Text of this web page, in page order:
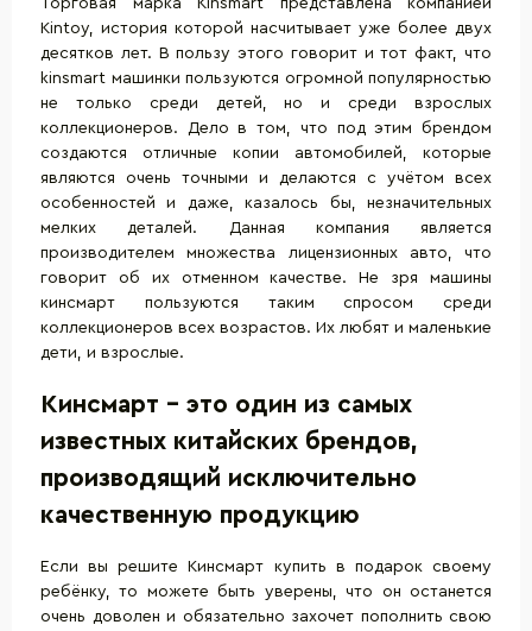
Торговая марка Kinsmart представлена компанией
Kintoy, история которой насчитывает уже более двух
десятков лет. В пользу этого говорит и тот факт, что
kinsmart машинки пользуются огромной популярностью
не только среди детей, но и среди взрослых
коллекционеров. Дело в том, что под этим брендом
создаются отличные копии автомобилей, которые
являются очень точными и делаются с учётом всех
особенностей и даже, казалось бы, незначительных
мелких деталей. Данная компания является
производителем множества лицензионных авто, что
говорит об их отменном качестве. Не зря машины
кинсмарт пользуются таким спросом среди
коллекционеров всех возрастов. Их любят и маленькие
дети, и взрослые.
Кинсмарт – это один из самых
известных китайских брендов,
производящий исключительно
качественную продукцию
Если вы решите Кинсмарт купить в подарок своему
ребёнку, то можете быть уверены, что он останется
очень доволен и обязательно захочет пополнить свою